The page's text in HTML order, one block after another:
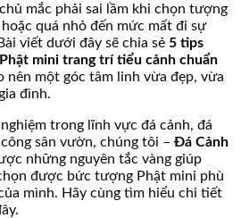
mắc phải sai lầm khi chọn tượng
quá nhỏ đến mức mất đi sự
viết dưới đây sẽ chia sẻ 5 tips
mini trang trí tiểu cảnh chuẩn
nên một góc tâm linh vừa đẹp, vừa
đình.
trong lĩnh vực đá cảnh, đá
sân vườn, chúng tôi – Đá Cảnh
những nguyên tắc vàng giúp
được bức tượng Phật mini phù
mình. Hãy cùng tìm hiểu chi tiết